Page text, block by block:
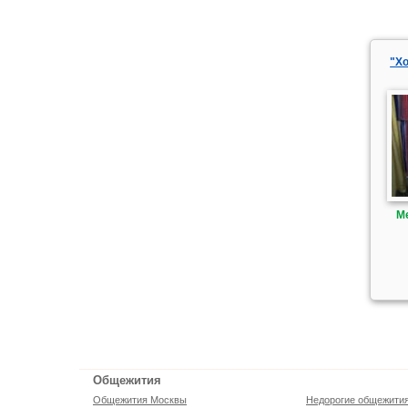
Общежития
Общежития Москвы Недорогие